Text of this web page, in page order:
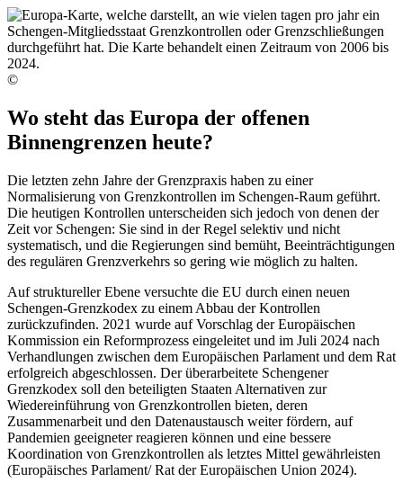
©
Wo steht das Europa der offenen
Binnengrenzen heute?
Die letzten zehn Jahre der Grenzpraxis haben zu einer
Normalisierung von Grenzkontrollen im Schengen-Raum geführt.
Die heutigen Kontrollen unterscheiden sich jedoch von denen der
Zeit vor Schengen: Sie sind in der Regel selektiv und nicht
systematisch, und die Regierungen sind bemüht, Beeinträchtigungen
des regulären Grenzverkehrs so gering wie möglich zu halten.
Auf struktureller Ebene versuchte die EU durch einen neuen
Schengen-Grenzkodex zu einem Abbau der Kontrollen
zurückzufinden. 2021 wurde auf Vorschlag der Europäischen
Kommission ein Reformprozess eingeleitet und im Juli 2024 nach
Verhandlungen zwischen dem Europäischen Parlament und dem Rat
erfolgreich abgeschlossen. Der überarbeitete Schengener
Grenzkodex soll den beteiligten Staaten Alternativen zur
Wiedereinführung von Grenzkontrollen bieten, deren
Zusammenarbeit und den Datenaustausch weiter fördern, auf
Pandemien geeigneter reagieren können und eine bessere
Koordination von Grenzkontrollen als letztes Mittel gewährleisten
(Europäisches Parlament/ Rat der Europäischen Union 2024).